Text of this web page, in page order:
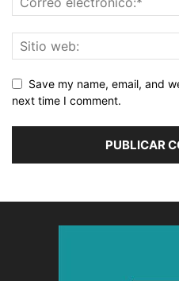
Save my name, email, and
next time I comment.